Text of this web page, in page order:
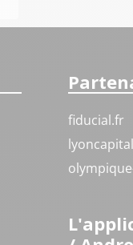
fiducial.fr